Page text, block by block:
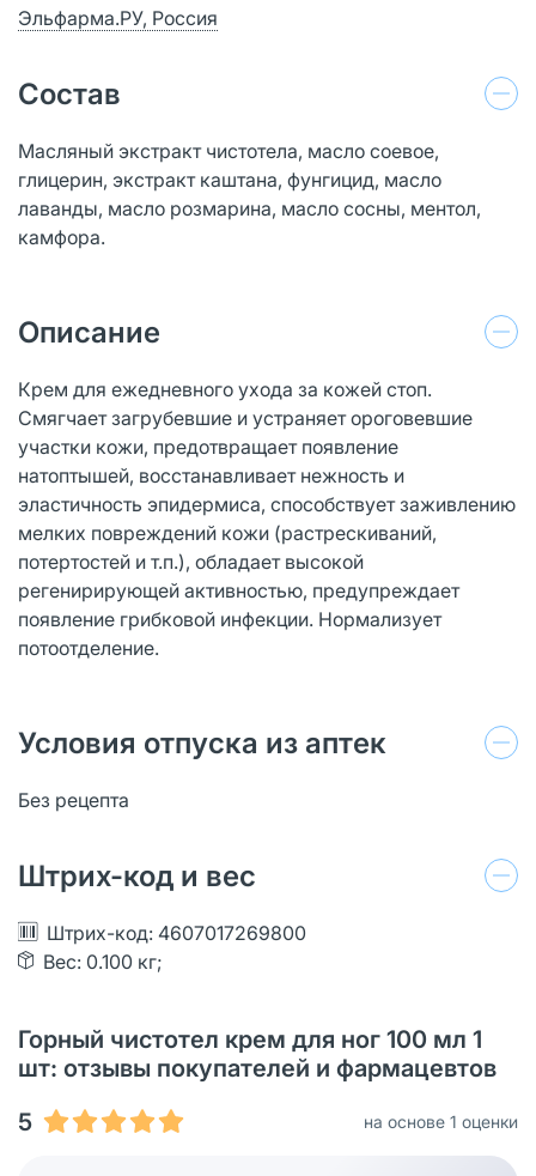
Эльфарма.РУ, Россия
Состав
Масляный экстракт чистотела, масло соевое,
глицерин, экстракт каштана, фунгицид, масло
лаванды, масло розмарина, масло сосны, ментол,
камфора.
Описание
Крем для ежедневного ухода за кожей стоп.
Смягчает загрубевшие и устраняет ороговевшие
участки кожи, предотвращает появление
натоптышей, восстанавливает нежность и
эластичность эпидермиса, способствует заживлению
мелких повреждений кожи (растрескиваний,
потертостей и т.п.), обладает высокой
регенирирующей активностью, предупреждает
появление грибковой инфекции. Нормализует
потоотделение.
Условия отпуска из аптек
Без рецепта
Штрих-код и вес
Штрих-код: 4607017269800
Вес: 0.100 кг;
Горный чистотел крем для ног 100 мл 1
шт: отзывы покупателей и фармацевтов
5
на основе 1 оценки